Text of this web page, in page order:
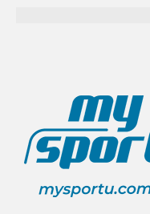
SPORTS
REGION &
ACADEMIE